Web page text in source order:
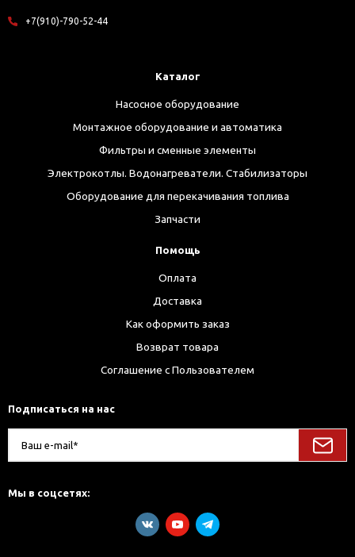
+7(910)-790-52-44
Каталог
Насосное оборудование
Монтажное оборудование и автоматика
Фильтры и сменные элементы
Электрокотлы. Водонагреватели. Стабилизаторы
Оборудование для перекачивания топлива
Запчасти
Помощь
Оплата
Доставка
Как оформить заказ
Возврат товара
Соглашение с Пользователем
Подписаться на нас
Мы в соцсетях: